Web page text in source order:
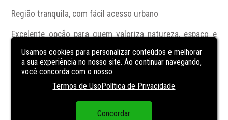
Região tranquila, com fácil acesso urbano
Excelente opção para quem valoriza natureza, espaço e
Um imóvel raro, que une localização estratégica,
infraestrutura de lazer e um cenário natural encantador,
perfeito para viver momentos inesquecíveis com a família
📍 Agende sua visita e conheça de perto essa
Usamos cookies para personalizar conteúdos e melhorar
a sua experiência no nosso site. Ao continuar navegando,
você concorda com o nosso
Termos de UsoPolítica de Privacidade
Concordar